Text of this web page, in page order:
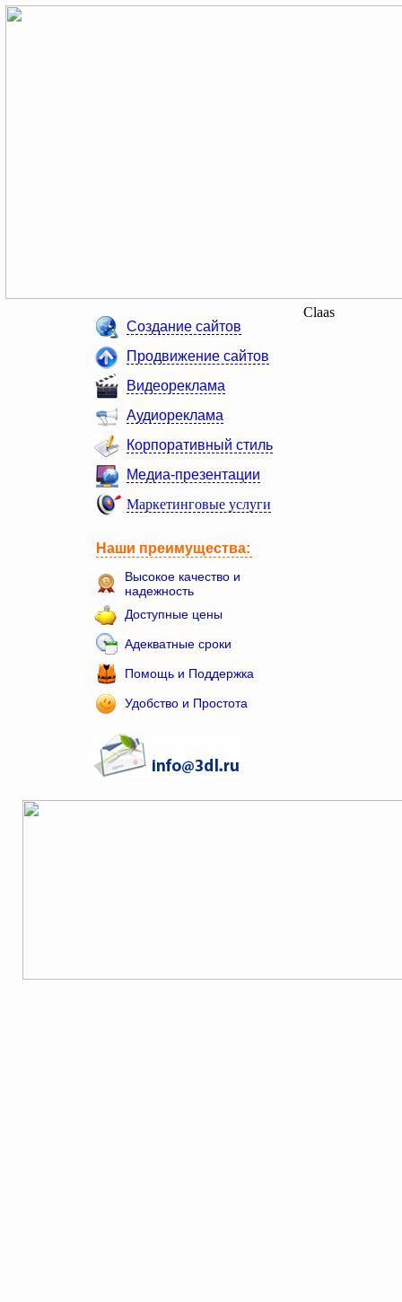
Создание сайтов
Продвижение сайтов
Видеореклама
Аудиореклама
Корпоративный стиль
Медиа-презентации
Маркетинговые услуги
Наши преимущества:
Высокое качество и
надежность
Доступные цены
Адекватные сроки
Помощь и Поддержка
Удобство и Простота
Claas